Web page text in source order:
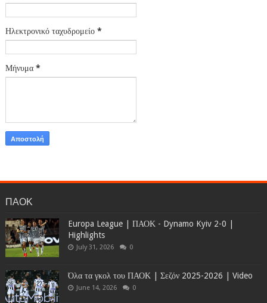
Ηλεκτρονικό ταχυδρομείο *
Μήνυμα *
ΠΑΟΚ
Europa League | ΠΑΟΚ - Dynamo Kyiv 2-0 |
Highlights
July 31, 2026 0
Όλα τα γκολ του ΠΑΟΚ | Σεζόν 2025-2026 | Video
June 14, 2026 0